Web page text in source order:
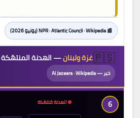
📰 NPR · Atlantic Council · Wikipedia (يونيو 2026)
🇵🇸غزة ولبنان— الهدنة المنتهَكة
خبر — Al Jazeera · Wikipedia
🚫 الهدنة مُنتهَكة 6